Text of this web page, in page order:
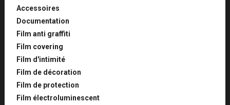
Accessoires
Documentation
Film anti graffiti
Film covering
Film d'intimité
Film de décoration
Film de protection
Film électroluminescent